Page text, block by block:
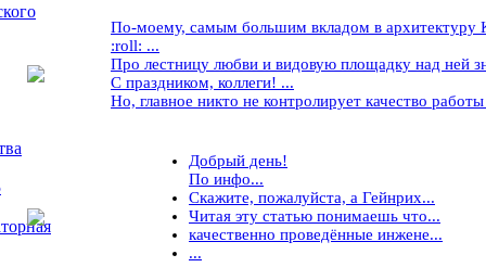
По-моему, самым большим вкладом в архитектуру
:roll: ...
Про лестницу любви и видовую площадку над ней
С праздником, коллеги! ...
Но, главное никто не контролирует качество
Добрый день!
По инфо...
Скажите, пожалуйста, а Гейнрих...
Читая эту статью понимаешь что...
качественно проведённые инжене...
...